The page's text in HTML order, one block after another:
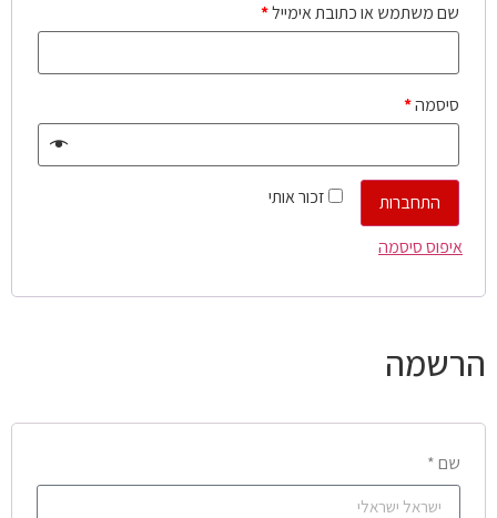
שם משתמש או כתובת אימייל*
סיסמה*
זכור אותי
התחברות
איפוס סיסמה
הרשמה
שם *